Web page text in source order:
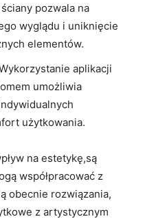
pozwala na
wyglądu i uniknięcie
elementów.
aplikacji
umożliwia
‌użytkowania.
na estetykę,są
współpracować z
obecnie rozwiązania,
z artystycznym‍